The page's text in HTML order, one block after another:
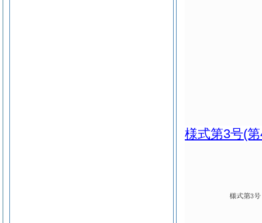
様式第3号(